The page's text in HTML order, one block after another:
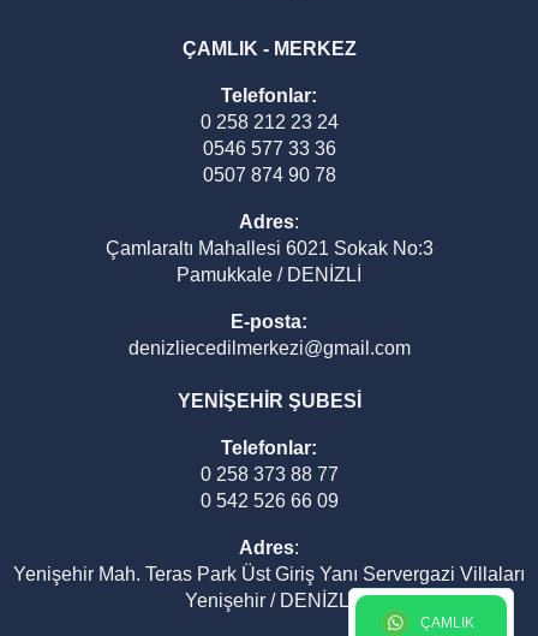
ÇAMLIK
ÇAMLIK - MERKEZ
Telefonlar:
0 258 212 23 24
0546 577 33 36
0507 874 90 78
Adres:
Çamlaraltı Mahallesi 6021 Sokak No:3
Pamukkale / DENİZLİ
E-posta:
denizliecedilmerkezi@gmail.com
YENİŞEHİR ŞUBESİ
Telefonlar:
0 258 373 88 77
0 542 526 66 09
Adres:
Yenişehir Mah. Teras Park Üst Giriş Yanı Servergazi Villaları
Yenişehir / DENİZLİ